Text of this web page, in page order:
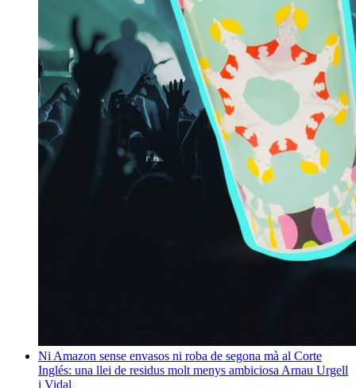
Ni Amazon sense envasos ni roba de segona mà al Corte
Inglés: una llei de residus molt menys ambiciosa Arnau Urgell
i Vidal